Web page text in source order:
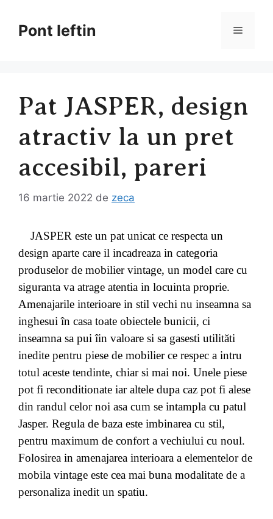
conținutPont Ieftin Meniu
Pat JASPER, design
atractiv la un pret
accesibil, pareri
16 martie 2022 de zeca
JASPER este un pat unicat ce respecta un
design aparte care il incadreaza in categoria
produselor de mobilier vintage, un model care cu
siguranta va atrage atentia in locuinta proprie.
Amenajarile interioare in stil vechi nu inseamna sa
inghesui în casa toate obiectele bunicii, ci
inseamna sa pui îin valoare si sa gasesti utilităti
inedite pentru piese de mobilier ce respec a intru
totul aceste tendinte, chiar si mai noi. Unele piese
pot fi reconditionate iar altele dupa caz pot fi alese
din randul celor noi asa cum se intampla cu patul
Jasper. Regula de baza este imbinarea cu stil,
pentru maximum de confort a vechiului cu noul.
Folosirea in amenajarea interioara a elementelor de
mobila vintage este cea mai buna modalitate de a
personaliza inedit un spatiu.